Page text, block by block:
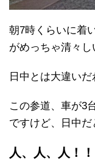
朝7時くらいに着
がめっちゃ清々し
日中とは大違いだ
この参道、車が3
ですけど、日中だ
人、人、人！！